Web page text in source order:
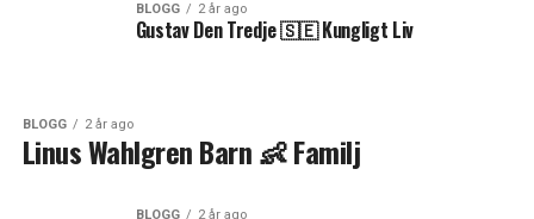
BLOGG 2 år ago
Gustav Den Tredje 🇸🇪 Kungligt Liv
BLOGG 2 år ago
Linus Wahlgren Barn 👶 Familj
BLOGG 2 år ago